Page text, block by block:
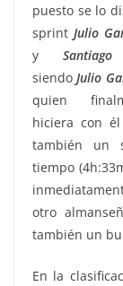
puesto se lo
sprint Julio
y
siendoJulio
quien
hiciera con
también un
tiempo
otro
también un
En la